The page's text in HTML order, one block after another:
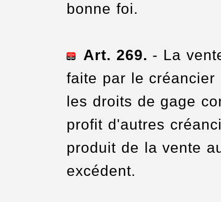
bonne foi.
Art. 269. - La
faite par le
les droits de gage
profit d'autres
produit de la vente
excédent.